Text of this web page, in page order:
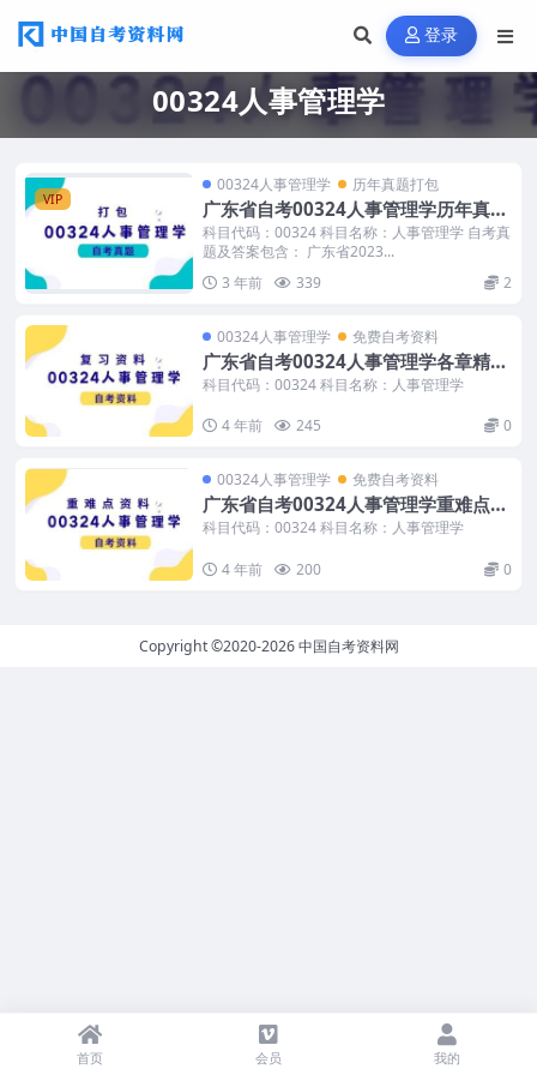
登录
00324人事管理学
VIP
00324人事管理学 历年真题打包
广东省自考00324人事管理学历年真题
及答案打包
科目代码：00324 科目名称：人事管理学 自考真
题及答案包含： 广东省2023...
3 年前
339 2
00324人事管理学 免费自考资料
广东省自考00324人事管理学各章精华
知识点分享
科目代码：00324 科目名称：人事管理学
4 年前 245 0
00324人事管理学 免费自考资料
广东省自考00324人事管理学重难点资
料分享
科目代码：00324 科目名称：人事管理学
4 年前 200 0
Copyright ©2020-2026中国自考资料网
首页 会员 我的